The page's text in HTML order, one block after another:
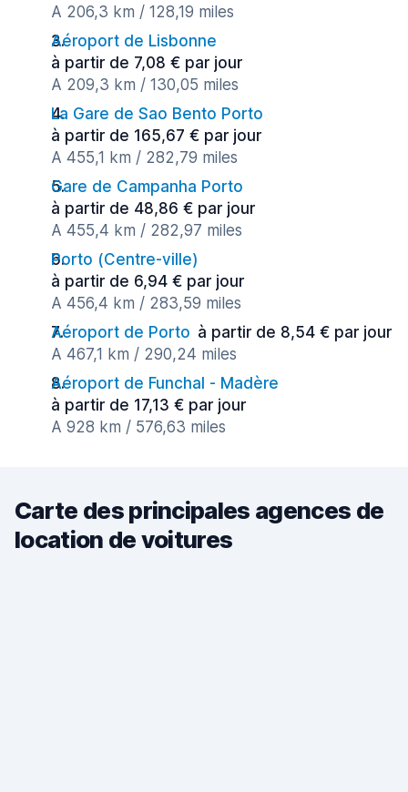
A 206,3 km / 128,19 miles
Aéroport de Lisbonne
à partir de 7,08 € par jour
A 209,3 km / 130,05 miles
La Gare de Sao Bento Porto
à partir de 165,67 € par jour
A 455,1 km / 282,79 miles
Gare de Campanha Porto
à partir de 48,86 € par jour
A 455,4 km / 282,97 miles
Porto (Сentre-ville)
à partir de 6,94 € par jour
A 456,4 km / 283,59 miles
Aéroport de Porto à partir de 8,54 € par jour
A 467,1 km / 290,24 miles
Aéroport de Funchal - Madère
à partir de 17,13 € par jour
A 928 km / 576,63 miles
Carte des principales agences de
location de voitures